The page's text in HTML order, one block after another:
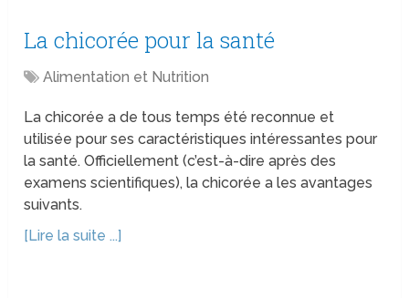
La chicorée pour la santé
Alimentation et Nutrition
La chicorée a de tous temps été reconnue et
utilisée pour ses caractéristiques intéressantes pour
la santé. Officiellement (c’est-à-dire après des
examens scientifiques), la chicorée a les avantages
suivants.
[Lire la suite ...]